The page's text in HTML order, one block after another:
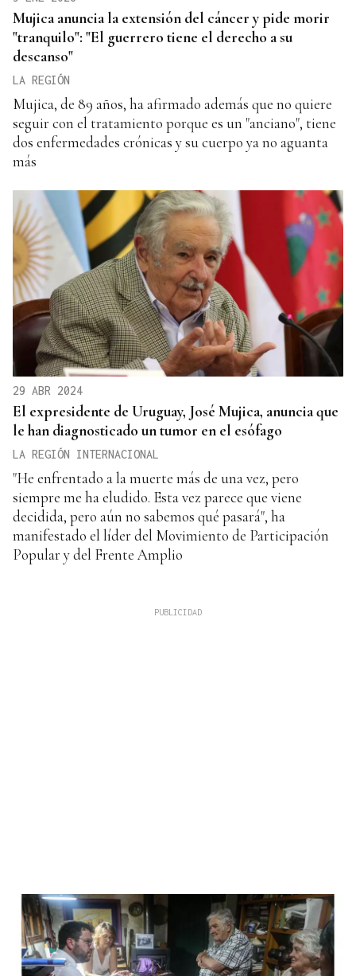
Mujica anuncia la extensión del cáncer y pide morir
"tranquilo": "El guerrero tiene el derecho a su
descanso"
LA REGIÓN
Mujica, de 89 años, ha afirmado además que no quiere
seguir con el tratamiento porque es un "anciano", tiene
dos enfermedades crónicas y su cuerpo ya no aguanta
más
29 ABR 2024
El expresidente de Uruguay, José Mujica, anuncia que
le han diagnosticado un tumor en el esófago
LA REGIÓN INTERNACIONAL
"He enfrentado a la muerte más de una vez, pero
siempre me ha eludido. Esta vez parece que viene
decidida, pero aún no sabemos qué pasará", ha
manifestado el líder del Movimiento de Participación
Popular y del Frente Amplio